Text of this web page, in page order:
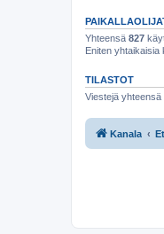
Yhteensä 827
Eniten yhtaikaisia
TILASTOT
Viestejä yhteensä
Kanala